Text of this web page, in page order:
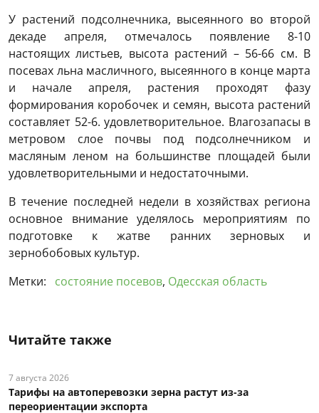
У растений подсолнечника, высеянного во второй
декаде апреля, отмечалось появление 8-10
настоящих листьев, высота растений – 56-66 см. В
посевах льна масличного, высеянного в конце марта
и начале апреля, растения проходят фазу
формирования коробочек и семян, высота растений
составляет 52-6. удовлетворительное. Влагозапасы в
метровом слое почвы под подсолнечником и
масляным леном на большинстве площадей были
удовлетворительными и недостаточными.
В течение последней недели в хозяйствах региона
основное внимание уделялось мероприятиям по
подготовке к жатве ранних зерновых и
зернобобовых культур.
Метки:
состояние посевов, Одесская область
Читайте также
7 августа 2026
Тарифы на автоперевозки зерна растут из-за
переориентации экспорта